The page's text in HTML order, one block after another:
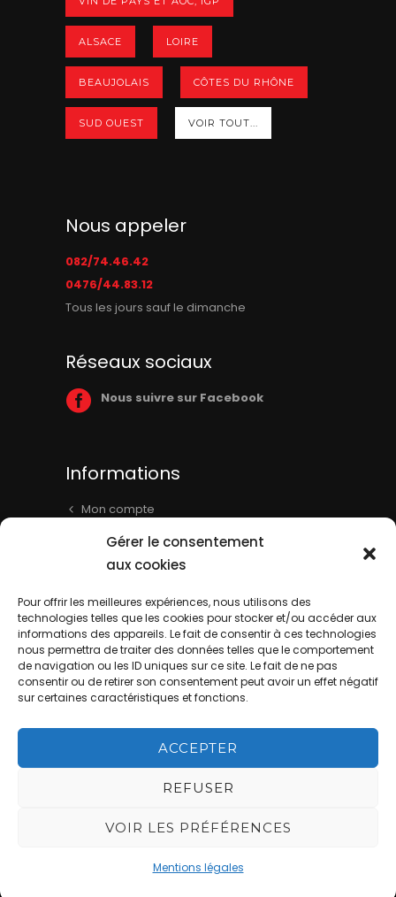
Gérer le consentement
aux cookies
Pour offrir les meilleures expériences, nous utilisons des
technologies telles que les cookies pour stocker et/ou accéder aux
informations des appareils. Le fait de consentir à ces technologies
nous permettra de traiter des données telles que le comportement
de navigation ou les ID uniques sur ce site. Le fait de ne pas
consentir ou de retirer son consentement peut avoir un effet négatif
sur certaines caractéristiques et fonctions.
ACCEPTER
REFUSER
VOIR LES PRÉFÉRENCES
Mentions légales
ALSACE LOIRE
BEAUJOLAIS CÔTES DU RHÔNE
SUD OUEST VOIR TOUT...
Nous appeler
082/74.46.42
0476/44.83.12
Tous les jours sauf le dimanche
Réseaux sociaux
Nous suivre sur Facebook
Informations
Mon compte
Panier
Livraison & Informations
Conditions générales
Contact
La Cave de Batisse - Website by
Privacy Policy andTerms of Service